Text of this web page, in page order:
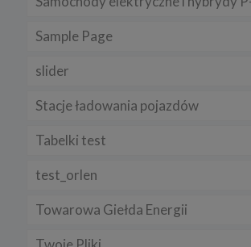
Sample Page
slider
Stacje ładowania pojazdów
Tabelki test
test_orlen
Towarowa Giełda Energii